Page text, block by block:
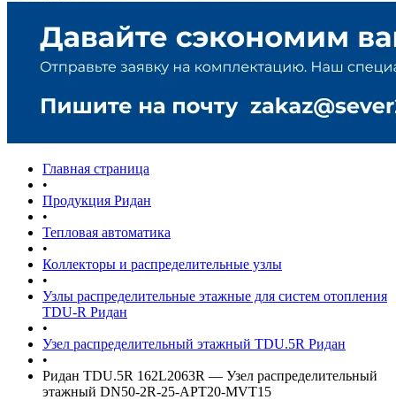
Главная страница
•
Продукция Ридан
•
Тепловая автоматика
•
Коллекторы и распределительные узлы
•
Узлы распределительные этажные для систем отопления
TDU-R Ридан
•
Узел распределительный этажный TDU.5R Ридан
•
Ридан TDU.5R 162L2063R — Узел распределительный
этажный DN50-2R-25-APT20-MVT15